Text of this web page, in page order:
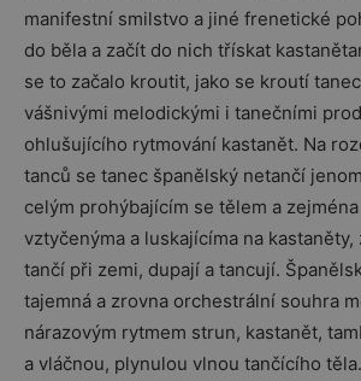
manifestní smilstvo a jiné frenetické
do běla a začít do nich třískat
se to začalo kroutit, jako se kroutí
vášnivými melodickými i tanečními
ohlušujícího rytmování kastanět. Na
tanců se tanec španělský netančí
celým prohýbajícím se tělem a
vztyčenýma a luskajícíma na
tančí při zemi, dupají a tancují.
tajemná a zrovna orchestrální souhra
nárazovým rytmem strun, kastanět,
a vláčnou, plynulou vlnou tančícího